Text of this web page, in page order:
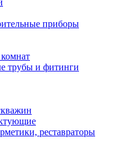
приборы
трубы и фитинги
реставраторы